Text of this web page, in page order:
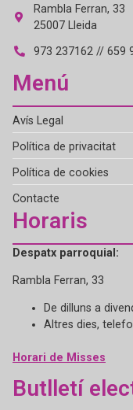
Rambla Ferran, 33
25007 Lleida
973 237162 // 659
Menú
Avís Legal
Política de privacitat
Política de cookies
Contacte
Horaris
Despatx parroquial:
Rambla Ferran, 33
De dilluns a
Altres dies,
Horari de Misses
Butlletí